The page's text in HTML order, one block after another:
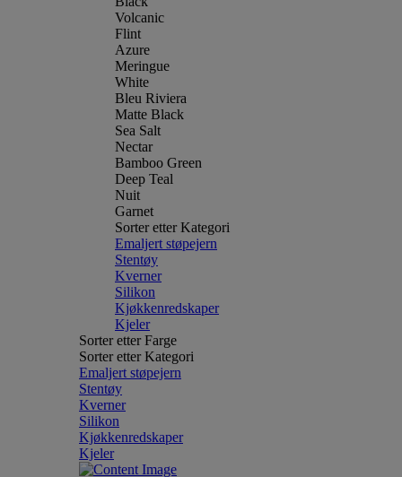
Volcanic
Flint
Azure
Meringue
White
Bleu Riviera
Matte Black
Sea Salt
Nectar
Bamboo Green
Deep Teal
Nuit
Garnet
Sorter etter Kategori
Emaljert støpejern
Stentøy
Kverner
Silikon
Kjøkkenredskaper
Kjeler
Sorter etter Farge
Sorter etter Kategori
Emaljert støpejern
Stentøy
Kverner
Silikon
Kjøkkenredskaper
Kjeler